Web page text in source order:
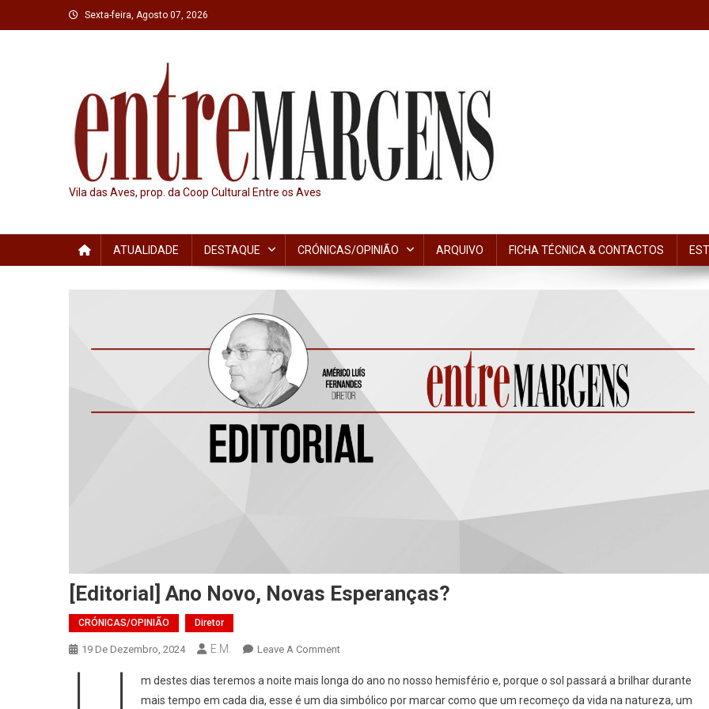
to
Sexta-feira, Agosto 07, 2026
Vila das Aves, prop. da Coop Cultural Entre os Aves
ATUALIDADE DESTAQUE CRÓNICAS/OPINIÃO ARQUIVO FICHA TÉCNICA & CONTACTOS
[Editorial] Ano Novo, Novas Esperanças?
CRÓNICAS/OPINIÃO Diretor
19 De Dezembro, 2024 E.M. Leave A CommentOn
Ano
Novo,
m destes dias teremos a noite mais longa do ano no nosso hemisfério e, porque o sol passará a brilhar durante
mais tempo em cada dia, esse é um dia simbólico por marcar como que um recomeço da vida na natureza, um